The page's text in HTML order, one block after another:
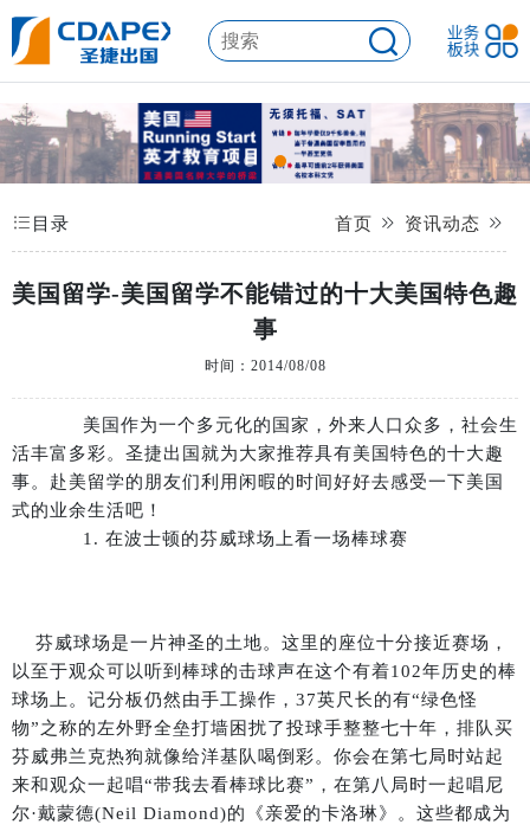
目录 首页 资讯动态
美国留学-美国留学不能错过的十大美国特色趣
事
时间：2014/08/08
美国作为一个多元化的国家，外来人口众多，社会生
活丰富多彩。圣捷出国就为大家推荐具有美国特色的十大趣
事。赴美留学的朋友们利用闲暇的时间好好去感受一下美国
式的业余生活吧！
1. 在波士顿的芬威球场上看一场棒球赛
芬威球场是一片神圣的土地。这里的座位十分接近赛场，
以至于观众可以听到棒球的击球声在这个有着102年历史的棒
球场上。记分板仍然由手工操作，37英尺长的有“绿色怪
物”之称的左外野全垒打墙困扰了投球手整整七十年，排队买
芬威弗兰克热狗就像给洋基队喝倒彩。你会在第七局时站起
来和观众一起唱“带我去看棒球比赛”，在第八局时一起唱尼
尔·戴蒙德(Neil Diamond)的《亲爱的卡洛琳》。这些都成为